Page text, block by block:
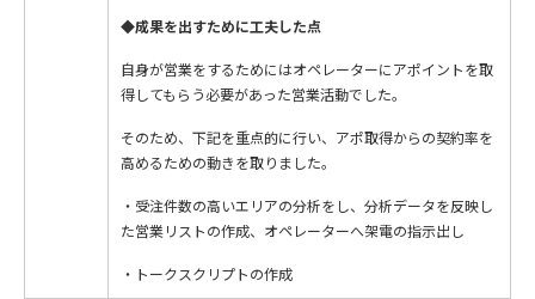
◆成果を出すために工夫した点
自身が営業をするためにはオペレーターにアポイントを取
得してもらう必要があった営業活動でした。
そのため、下記を重点的に行い、アポ取得からの契約率を
高めるための動きを取りました。
・受注件数の高いエリアの分析をし、分析データを反映し
た営業リストの作成、オペレーターへ架電の指示出し
・トークスクリプトの作成